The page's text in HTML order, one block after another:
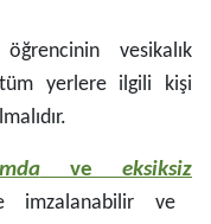
vesikalık
tüm yerlere ilgili kişi
veeksiksiz
imzalanabilir ve